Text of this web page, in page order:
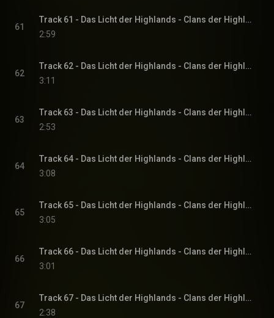
61
Track 61 - Das Licht der Highlands - Clans der Highlands-Reihe, Band 1
2:59
62
Track 62 - Das Licht der Highlands - Clans der Highlands-Reihe, Band 1
3:11
63
Track 63 - Das Licht der Highlands - Clans der Highlands-Reihe, Band 1
2:53
64
Track 64 - Das Licht der Highlands - Clans der Highlands-Reihe, Band 1
3:08
65
Track 65 - Das Licht der Highlands - Clans der Highlands-Reihe, Band 1
3:05
66
Track 66 - Das Licht der Highlands - Clans der Highlands-Reihe, Band 1
3:01
67
Track 67 - Das Licht der Highlands - Clans der Highlands-Reihe, Band 1
2:38